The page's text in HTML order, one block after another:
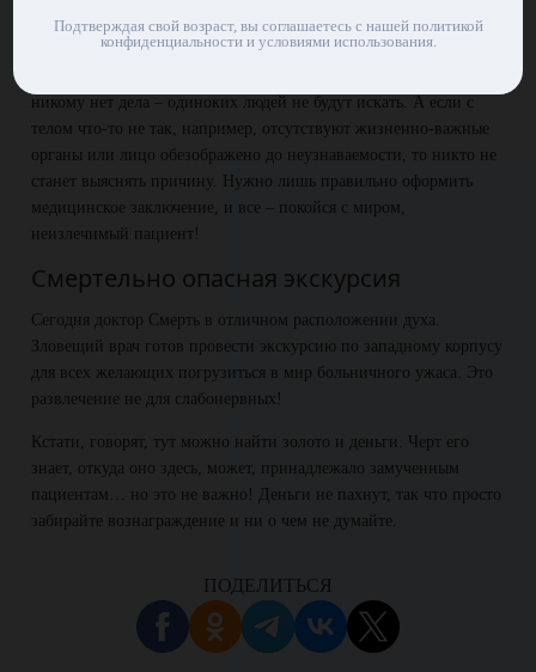
Они никому не нужны
никому нет дела – одиноких людей не будут искать. А если с
телом что-то не так, например, отсутствуют жизненно-важные
органы или лицо обезображено до неузнаваемости, то никто не
станет выяснять причину. Нужно лишь правильно оформить
медицинское заключение, и все – покойся с миром,
неизлечимый пациент!
Смертельно опасная экскурсия
Сегодня доктор Смерть в отличном расположении духа.
Зловещий врач готов провести экскурсию по западному корпусу
для всех желающих погрузиться в мир больничного ужаса. Это
развлечение не для слабонервных!
Кстати, говорят, тут можно найти золото и деньги. Черт его
знает, откуда оно здесь, может, принадлежало замученным
пациентам… но это не важно! Деньги не пахнут, так что просто
забирайте вознаграждение и ни о чем не думайте.
ПОДЕЛИТЬСЯ
Подтверждая свой возраст, вы соглашаетесь с нашей политикой
конфиденциальности и условиями использования.